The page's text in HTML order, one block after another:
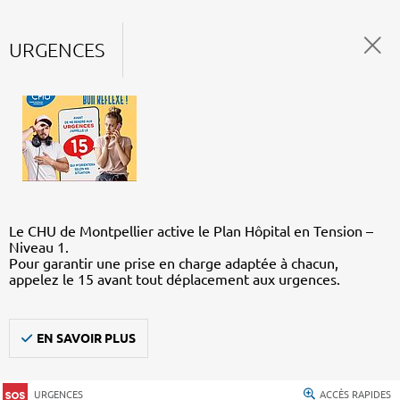
URGENCES
Le CHU de Montpellier active le Plan Hôpital en Tension –
Niveau 1.
Pour garantir une prise en charge adaptée à chacun,
appelez le 15 avant tout déplacement aux urgences.
EN SAVOIR PLUS
URGENCES ACCÈS RAPIDES